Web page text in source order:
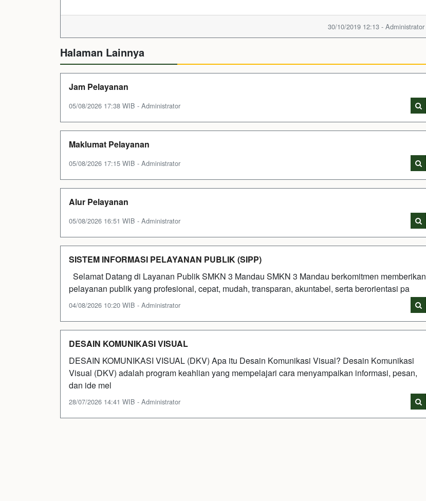
30/10/2019 12:13 - Administrator
Halaman Lainnya
Jam Pelayanan
05/08/2026 17:38 WIB - Administrator
Maklumat Pelayanan
05/08/2026 17:15 WIB - Administrator
Alur Pelayanan
05/08/2026 16:51 WIB - Administrator
SISTEM INFORMASI PELAYANAN PUBLIK (SIPP)
Selamat Datang di Layanan Publik SMKN 3 Mandau SMKN 3 Mandau berkomitmen memberikan
pelayanan publik yang profesional, cepat, mudah, transparan, akuntabel, serta berorientasi pa
04/08/2026 10:20 WIB - Administrator
DESAIN KOMUNIKASI VISUAL
DESAIN KOMUNIKASI VISUAL (DKV) Apa itu Desain Komunikasi Visual? Desain Komunikasi
Visual (DKV) adalah program keahlian yang mempelajari cara menyampaikan informasi, pesan,
dan ide mel
28/07/2026 14:41 WIB - Administrator